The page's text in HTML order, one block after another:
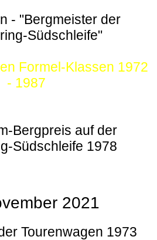
- "Bergmeister der
Südschleife"
Formel-Klassen 1972
- 1987
Bergpreis auf der
Südschleife 1978
2021
Tourenwagen 1973